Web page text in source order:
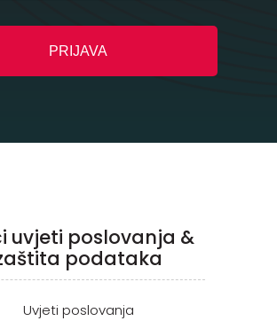
uvjeti poslovanja &
podataka
Uvjeti poslovanja